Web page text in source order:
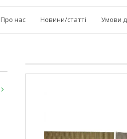
Про нас Новини/статті Умови